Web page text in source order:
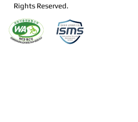
Rights Reserved.